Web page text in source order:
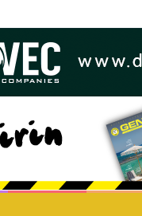
adam yaşamını yitirdi